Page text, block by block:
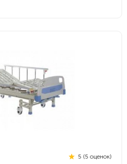
5 (5 оценок)